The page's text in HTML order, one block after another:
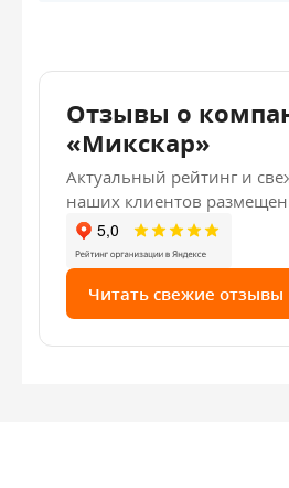
Отзывы о
«Микскар»
Актуальный рейтинг и
наших клиентов
Читать свежие отзывы